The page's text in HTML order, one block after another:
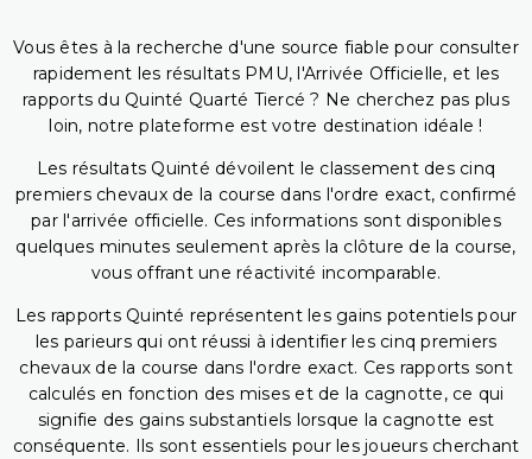
Vous êtes à la recherche d'une source fiable pour consulter
rapidement les résultats PMU, l'Arrivée Officielle, et les
rapports du Quinté Quarté Tiercé ? Ne cherchez pas plus
loin, notre plateforme est votre destination idéale !
Les résultats Quinté dévoilent le classement des cinq
premiers chevaux de la course dans l'ordre exact, confirmé
par l'arrivée officielle. Ces informations sont disponibles
quelques minutes seulement après la clôture de la course,
vous offrant une réactivité incomparable.
Les rapports Quinté représentent les gains potentiels pour
les parieurs qui ont réussi à identifier les cinq premiers
chevaux de la course dans l'ordre exact. Ces rapports sont
calculés en fonction des mises et de la cagnotte, ce qui
signifie des gains substantiels lorsque la cagnotte est
conséquente. Ils sont essentiels pour les joueurs cherchant